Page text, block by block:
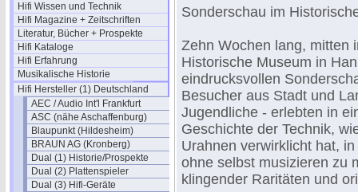
Hifi Wissen und Technik
Hifi Magazine + Zeitschriften
Literatur, Bücher + Prospekte
Hifi Kataloge
Hifi Erfahrung
Musikalische Historie
Hifi Hersteller (1) Deutschland
AEC / Audio Int'l Frankfurt
ASC (nähe Aschaffenburg)
Blaupunkt (Hildesheim)
BRAUN AG (Kronberg)
Dual (1) Historie/Prospekte
Dual (2) Plattenspieler
Dual (3) Hifi-Geräte
Sonderschau im
Zehn Wochen lang, mitten
Historische Museum in
eindrucksvollen
Besucher aus Stadt und
Jugendliche - erlebten in
Geschichte der Technik,
Urahnen verwirklicht hat,
ohne selbst musizieren zu
klingender Raritäten und